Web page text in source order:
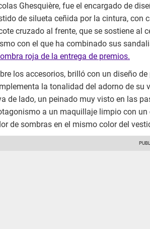
Ghesquière, fue el encargado de
de silueta ceñida por la cintura, con
cruzado al frente, que se sostiene al
con el que ha combinado sus
roja de la entrega de premios.
los accesorios, brilló con un diseño
la tonalidad del adorno de su
de lado, un peinado muy visto en las
a un maquillaje limpio con
de sombras en el mismo color del